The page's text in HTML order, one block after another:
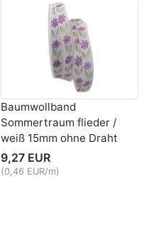
Baumwollband
Sommertraum flieder /
weiß 15mm ohne Draht
9,27 EUR
(0,46 EUR/m)